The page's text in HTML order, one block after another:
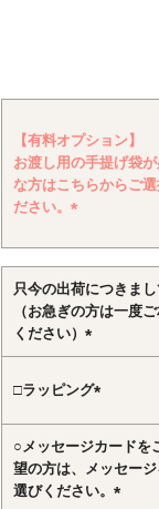
【有料オプション】
お渡し用の手提げ袋
な方はこちらからご選
ださい。
只今の出荷につきまし
（お急ぎの方は一度
ください）
(必
須)
□ラッピング
須)
○メッセージカードを
望の方は、メッセー
選びください。